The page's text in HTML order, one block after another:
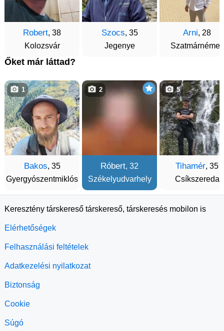
Robert, 38
Kolozsvár
Szocs, 35
Jegenye
Arni, 28
Szatmárnémeti
Őket már láttad?
Bakos, 35
Gyergyószentmiklós
1
Róbert, 32
Székelyudvarhely
2
Tihamér, 35
Csíkszereda
5
Keresztény társkereső társkereső, társkeresés mobilon is
Elérhetőségek
Felhasználási feltételek
Adatkezelési nyilatkozat
Biztonság
Cookie
Súgó